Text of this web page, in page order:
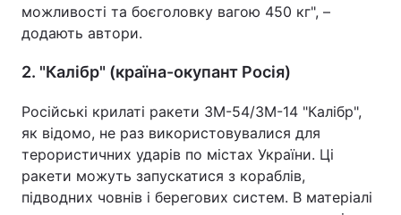
можливості та боєголовку вагою 450 кг", –
додають автори.
2. "Калібр" (країна-окупант Росія)
Російські крилаті ракети 3М-54/3М-14 "Калібр",
як відомо, не раз використовувалися для
терористичних ударів по містах України. Ці
ракети можуть запускатися з кораблів,
підводних човнів і берегових систем. В матеріалі